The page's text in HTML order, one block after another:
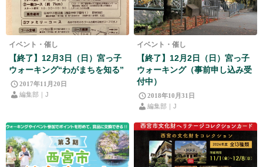
イベント・催し
【終了】12月3日（日）宮っ子
ウォーキング“わがまちを知る”
2017年11月20日
編集部｜J
イベント・催し
【終了】12月2日（日）宮っ子
ウォーキング（事前申し込み受
付中）
2018年10月31日
編集部｜J